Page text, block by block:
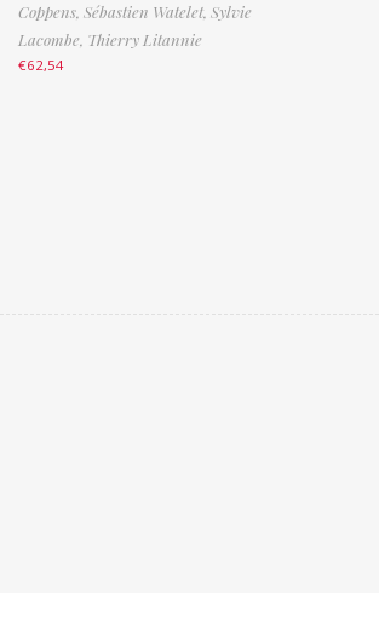
Coppens, Sébastien Watelet, Sylvie
Lacombe, Thierry Litannie
€62,54